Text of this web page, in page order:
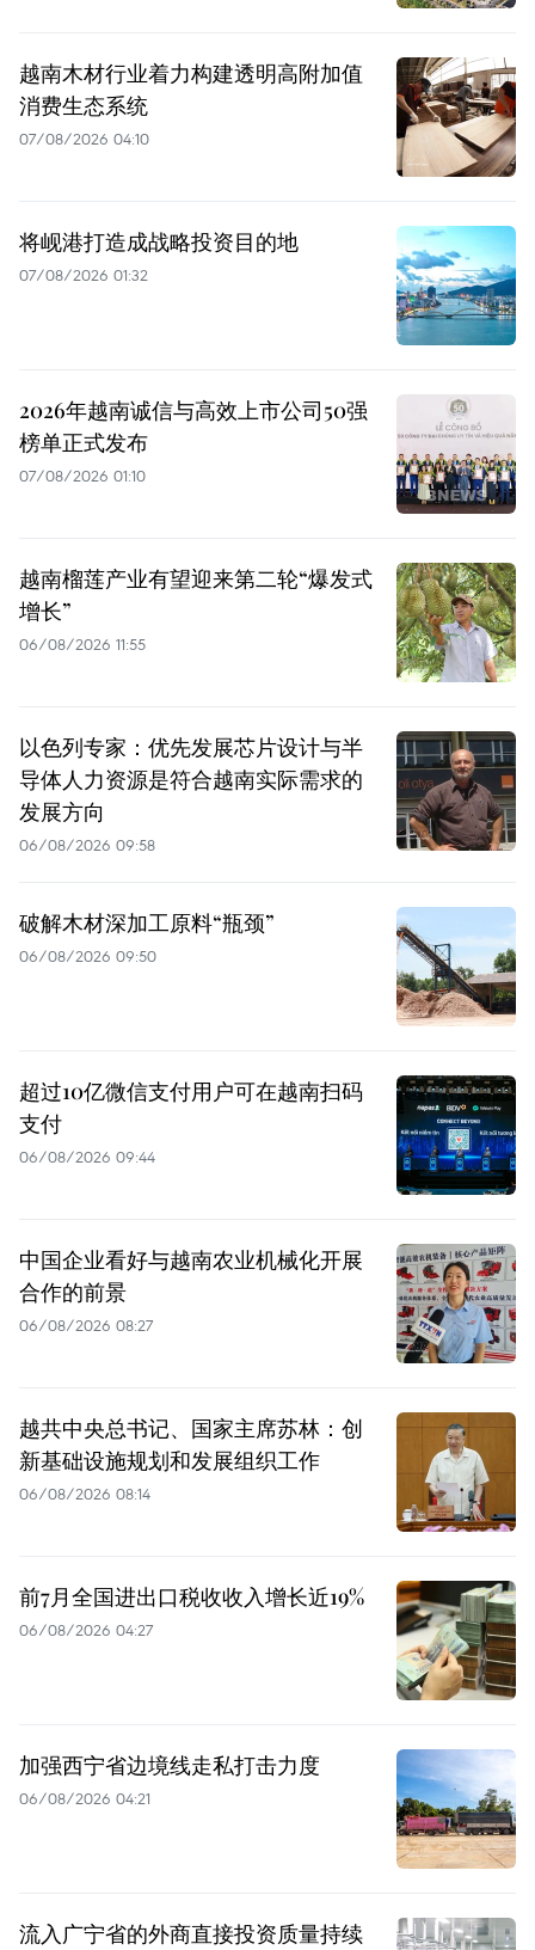
越南木材行业着力构建透明高附加值
消费生态系统
07/08/2026 04:10
将岘港打造成战略投资目的地
07/08/2026 01:32
2026年越南诚信与高效上市公司50强
榜单正式发布
07/08/2026 01:10
越南榴莲产业有望迎来第二轮“爆发式
增长”
06/08/2026 11:55
以色列专家：优先发展芯片设计与半
导体人力资源是符合越南实际需求的
发展方向
06/08/2026 09:58
破解木材深加工原料“瓶颈”
06/08/2026 09:50
超过10亿微信支付用户可在越南扫码
支付
06/08/2026 09:44
中国企业看好与越南农业机械化开展
合作的前景
06/08/2026 08:27
越共中央总书记、国家主席苏林：创
新基础设施规划和发展组织工作
06/08/2026 08:14
前7月全国进出口税收收入增长近19%
06/08/2026 04:27
加强西宁省边境线走私打击力度
06/08/2026 04:21
流入广宁省的外商直接投资质量持续